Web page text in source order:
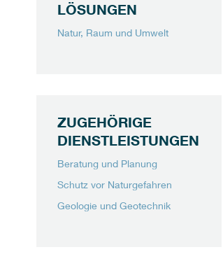
LÖSUNGEN
Natur, Raum und Umwelt
ZUGEHÖRIGE
DIENSTLEISTUNGEN
Beratung und Planung
Schutz vor Naturgefahren
Geologie und Geotechnik